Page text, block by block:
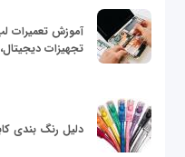
آموزش تعمیرات
تجهیزات
دلیل رنگ بندی